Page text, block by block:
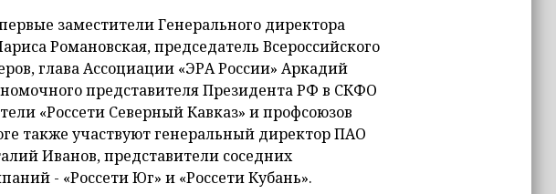
заместители Генерального директора
Романовская, председатель Всероссийского
глава Ассоциации «ЭРА России» Аркадий
представителя Президента РФ в СКФО
«Россети Северный Кавказ» и профсоюзов
также участвуют генеральный директор ПАО
Иванов, представители соседних
- «Россети Юг» и «Россети Кубань».